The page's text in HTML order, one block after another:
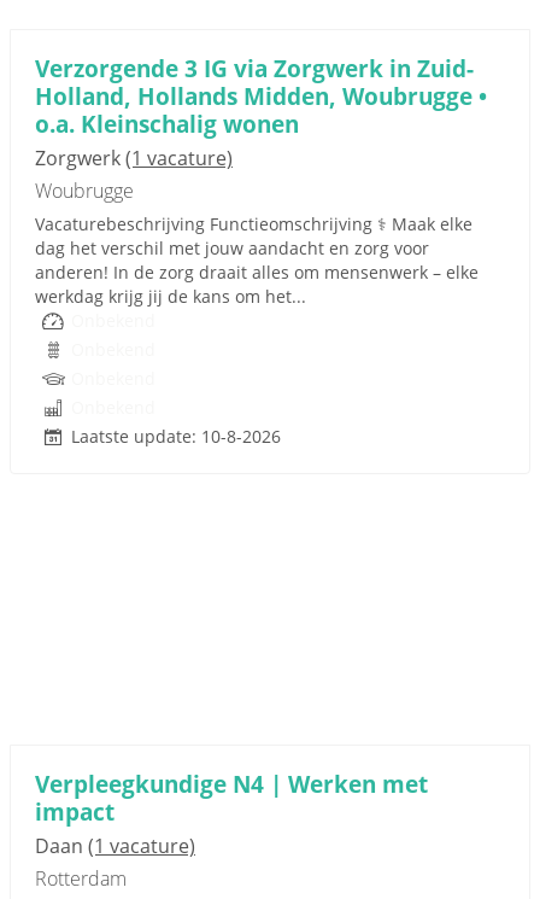
Verzorgende 3 IG via Zorgwerk in Zuid-
Holland, Hollands Midden, Woubrugge •
o.a. Kleinschalig wonen
Zorgwerk(1 vacature)
Woubrugge
Vacaturebeschrijving Functieomschrijving ‍⚕️ Maak elke
dag het verschil met jouw aandacht en zorg voor
anderen! In de zorg draait alles om mensenwerk – elke
werkdag krijg jij de kans om het...
Laatste update: 10-8-2026
Verpleegkundige N4 | Werken met
impact
Daan (1 vacature)
Rotterdam